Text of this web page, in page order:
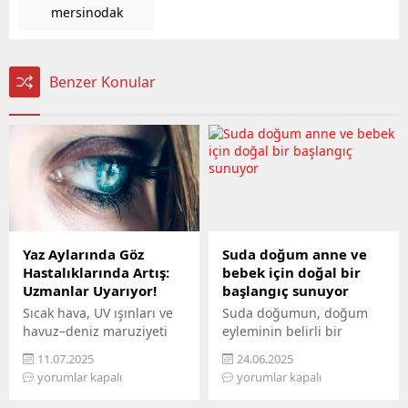
mersinodak
Benzer Konular
Yaz Aylarında Göz
Hastalıklarında Artış:
Uzmanlar Uyarıyor!
Sıcak hava, UV ışınları ve
havuz–deniz maruziyeti
yaz döneminde göz
sağlığını tehdit ediyor.
Uzmanlar dikkat edilmesi
11.07.2025
yorumlar kapalı
Suda doğum anne ve
bebek için doğal bir
başlangıç sunuyor
Suda doğumun, doğum
eyleminin belirli bir
aşamasından itibaren
annenin, özel hazırlanmış
ve hijyen standartlarına
24.06.2025
yorumlar kapalı